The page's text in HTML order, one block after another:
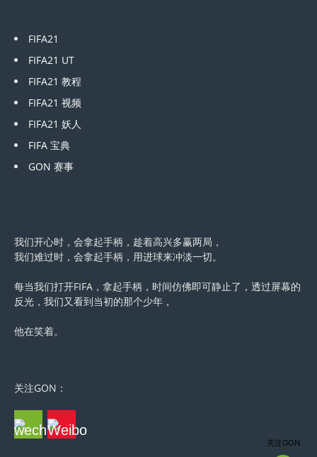
FIFA21
FIFA21 UT
FIFA21 教程
FIFA21 视频
FIFA21 妖人
FIFA 宝典
GON 赛事
我们开心时，会拿起手柄，趁着高兴多赢两局，
我们难过时，会拿起手柄，用进球来冲淡一切。
每当我们打开FIFA，拿起手柄，时间仿佛即可静止了，透过屏幕的
反光，我们又看到当初的那个少年，
他在笑着。
关注GON：
关注GON